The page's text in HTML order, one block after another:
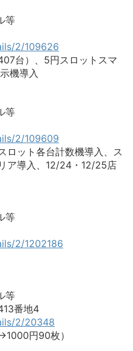
等
2/109626
台）、5円スロットスマ
機導入
等
2/109609
ロット各台計数機導入、ス
ア導入、12/24・12/25店
等
2/1202186
等
番地4
2/20348
円90枚）